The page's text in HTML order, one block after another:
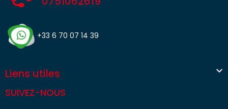
+33 6 70 07 14 39
Liens utiles 
SUIVEZ-NOUS